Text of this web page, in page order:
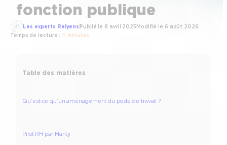
fonction publique
Les experts Relyens Publié le 8 avril 2025Modifié le 6 août 2026
Temps de lecture :11 minutes
Table des matières
Qu’est-ce qu’un aménagement du poste de travail ?
Pilot RH par Manty